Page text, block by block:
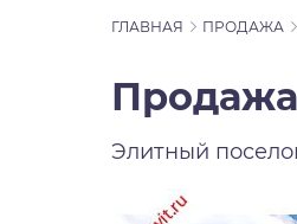
ГЛАВНАЯ ПРОДАЖА
Продажа
Элитный